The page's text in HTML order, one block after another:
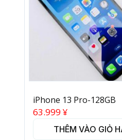
iPhone 13 Pro-128GB
63.999 ¥
THÊM VÀO GIỎ